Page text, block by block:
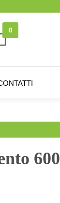
0
600